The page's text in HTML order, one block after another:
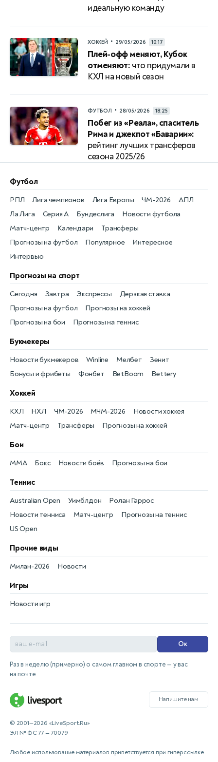
идеальную команду
ХОККЕЙ • 29/05/2026 10:17
Плей-офф меняют, Кубок
отменяют: что придумали в
КХЛ на новый сезон
ФУТБОЛ • 28/05/2026 18:25
Побег из «Реала», спаситель
Рима и джекпот «Баварии»:
рейтинг лучших трансферов
сезона 2025/26
Футбол
Новости футбола
РПЛ
Матч-центр
Лига чемпионов
Календари
Лига Европы
Трансферы
ЧМ-2026
Прогнозы на футбол
АПЛ
Популярное
Ла Лига
Интересное
Серия А
Интервью
Бундеслига
Прогнозы на спорт
Прогнозы на футбол
Сегодня
Прогнозы на хоккей
Завтра
Прогнозы на бои
Экспрессы
Прогнозы на теннис
Дерзкая ставка
Букмекеры
Бонусы и фрибеты
Новости букмекеров
Фонбет
Winline
BetBoom
Мелбет
Bettery
Зенит
Хоккей
Новости хоккея
КХЛ
Матч-центр
НХЛ
Трансферы
ЧМ-2026
Прогнозы на хоккей
МЧМ-2026
Бои
Новости боёв
MMA Прогнозы на бои
Бокс
Теннис
Новости тенниса
Australian Open
Матч-центр
Уимблдон
Прогнозы на теннис
Ролан Гаррос
US Open
Прочие виды
Новости
Милан-2026
Игры
Новости игр
Ок
Раз в неделю (примерно) о самом главном в спорте — у вас
на почте
Напишите нам
© 2001—2026 «LiveSport.Ru»
ЭЛ № ФС 77 — 70079
Любое использование материалов приветствуется при гиперссылке